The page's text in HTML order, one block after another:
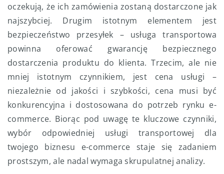
oczekują, że ich zamówienia zostaną dostarczone jak
najszybciej. Drugim istotnym elementem jest
bezpieczeństwo przesyłek – usługa transportowa
powinna oferować gwarancję bezpiecznego
dostarczenia produktu do klienta. Trzecim, ale nie
mniej istotnym czynnikiem, jest cena usługi –
niezależnie od jakości i szybkości, cena musi być
konkurencyjna i dostosowana do potrzeb rynku e-
commerce. Biorąc pod uwagę te kluczowe czynniki,
wybór odpowiedniej usługi transportowej dla
twojego biznesu e-commerce staje się zadaniem
prostszym, ale nadal wymaga skrupulatnej analizy.